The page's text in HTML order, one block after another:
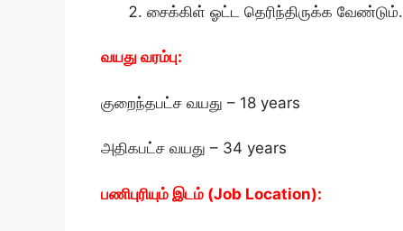
சைக்கிள் ஓட்ட தெரிந்திருக்க வேண்டும்.
வயது வரம்பு:
குறைந்தபட்ச வயது – 18 years
அதிகபட்ச வயது – 34 years
பணிபுரியும் இடம் (Job Location):